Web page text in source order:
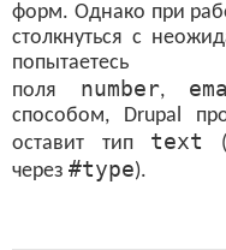
форм. Однако при
столкнуться с
поля number,
способом, Drupal
оставит тип text
через #type).